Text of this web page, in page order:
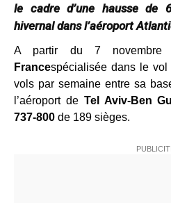
le cadre d’une hausse de
hivernal dans l’aéroport
A partir du 7 novembre
Francespécialisée dans le vol
vols par semaine entre sa
l’aéroport de Tel Aviv-Ben
737-800 de 189 sièges.